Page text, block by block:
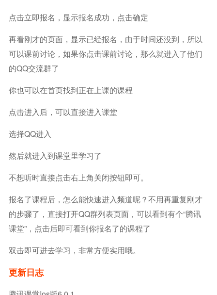
点击立即报名，显示报名成功，点击确定
再看刚才的页面，显示已经报名，由于时间还没到，所以
可以课前讨论，如果你点击课前讨论，那么就进入了他们
的QQ交流群了
你也可以在首页找到正在上课的课程
点击进入后，可以直接进入课堂
选择QQ进入
然后就进入到课堂里学习了
不想听时直接点击右上角关闭按钮即可。
报名了课程后，怎么能快速进入频道呢？不用再重复刚才
的步骤了，直接打开QQ群列表页面，可以看到有个“腾讯
课堂”，点击后即可看到你报名了的课程了
双击即可进去学习，非常方便实用哦。
更新日志